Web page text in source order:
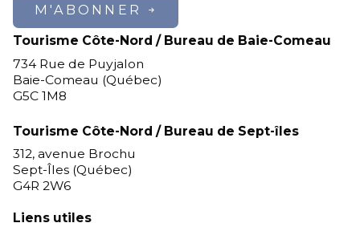
M'ABONNER
Tourisme Côte-Nord / Bureau de Baie-Comeau
734 Rue de Puyjalon
Baie-Comeau (Québec)
G5C 1M8
Tourisme Côte-Nord / Bureau de Sept-îles
312, avenue Brochu
Sept-Îles (Québec)
G4R 2W6
Liens utiles